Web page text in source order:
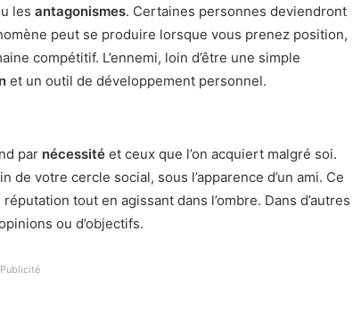
les antagonismes. Certaines personnes deviendront
peut se produire lorsque vous prenez position,
compétitif. L’ennemi, loin d’être une simple
et un outil de développement personnel.
par nécessité et ceux que l’on acquiert malgré soi.
votre cercle social, sous l’apparence d’un ami. Ce
tout en agissant dans l’ombre. Dans d’autres
ou d’objectifs.
Publicité